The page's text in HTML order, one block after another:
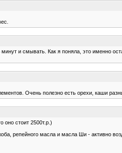
и смывать. Как я поняла, это именно
Очень полезно есть орехи, каши
оно стоит 2500т.р.)
репейного масла и масла Ши - активно